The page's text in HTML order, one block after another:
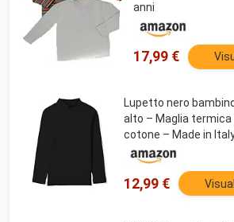
anni
17,99 €
Lupetto nero
alto – Maglia termica
cotone – Made in
dolcevita nero
per Halloween,
4 anni
12,99 €